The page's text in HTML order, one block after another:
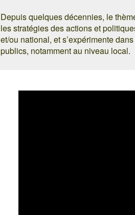
Depuis quelques décennies, le
les stratégies des actions et
et/ou national, et s’expérimente
publics, notamment au niveau local.